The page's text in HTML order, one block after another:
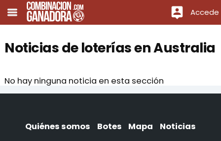
Accede
Noticias de loterías en Australia
No hay ninguna noticia en esta sección
Quiénes somos Botes Mapa
Noticias